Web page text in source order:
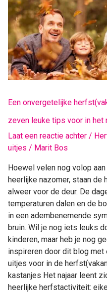
Een onvergetelijke
zeven leuke tips voor in het
Laat een reactie achter /
uitjes / Marit Bos
Hoewel velen nog volop
heerlijke nazomer, staan
alweer voor de deur. De
temperaturen dalen en de
in een adembenemende
bruin. Wil je nog iets leuks
kinderen, maar heb je nog
inspireren door dit blog
uitjes voor in de
kastanjes Het najaar leent
heerlijke herfstactiviteit:
onvergetelijke
herfst(vakantie)
beleven?
Bekijk
hier
zeven
leuke
voor
het
najaar!